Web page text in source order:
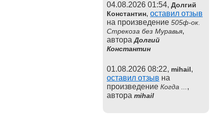
04.08.2026 01:54, Долгий
Константин, оставил отзыв
на произведение 505ф-ок.
Стрекоза без Муравья,
автораДолгий
Константин
01.08.2026 08:22, mihail,
оставил отзыв на
произведение Когда ... ,
автора mihail